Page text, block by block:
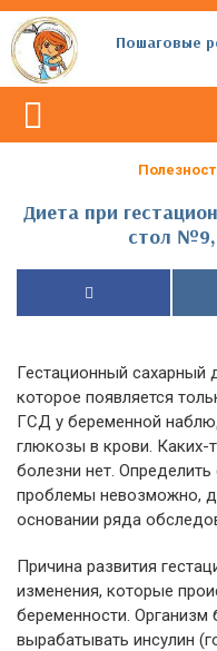
Пошаговые
Диета при
стол
Гестационный сахарный
которое появляется
ГСД у беременной
глюкозы в крови. Каких-
болезни нет.
проблемы невозможно,
основании ряда
Причина развития
изменения, которые
беременности.
вырабатывать инсулин